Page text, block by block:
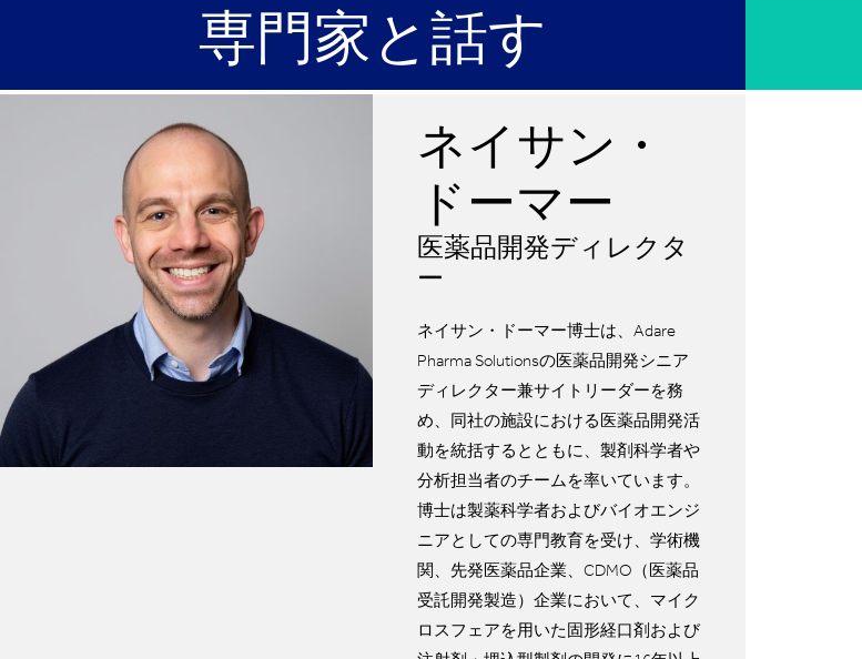
専門家と話す
ネイサン・
ドーマー
医薬品開発ディレクタ
ー
ネイサン・ドーマー博士は、Adare
Pharma Solutionsの医薬品開発シニア
ディレクター兼サイトリーダーを務
め、同社の施設における医薬品開発活
動を統括するとともに、製剤科学者や
分析担当者のチームを率いています。
博士は製薬科学者およびバイオエンジ
ニアとしての専門教育を受け、学術機
関、先発医薬品企業、CDMO（医薬品
受託開発製造）企業において、マイク
ロスフェアを用いた固形経口剤および